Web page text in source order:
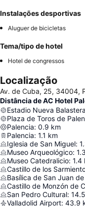
Instalações desportivas
Aluguer de bicicletas
Tema/tipo de hotel
Hotel de congressos
Localização
Av. de Cuba, 25, 34004,
Distância de AC Hotel
Estadio Nueva Balastera
Plaza de Toros de
Palencia: 0.9 km
Palencia: 1.1 km
Iglesia de San Miguel:
Museo Arqueológico: 1.3
Museo Catedralicio: 1.4
Castillo de los
Basílica de San Juan
Castillo de Monzón de
San Pedro Cultural: 14.5
Valladolid Airport: 43.9